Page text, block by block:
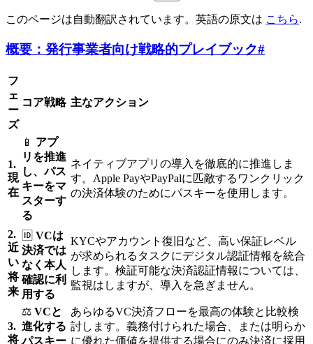
このページは自動翻訳されています。英語の原文は こちら.
概要：発行事業者向け戦略的プレイブック#
フ
ェ
ー
ズ
コア戦略 主なアクション
1.
現
在
📱 アプ
リを推進
し、パス
キーをマ
スターす
る
ネイティブアプリの導入を徹底的に推進しま
す。Apple PayやPayPalに匹敵するワンクリック
の決済体験のためにパスキーを使用します。
2.
近
い
将
来
🆔 VCは
決済では
なく本人
確認に利
用する
KYCやアカウント復旧など、高い保証レベル
が求められるタスクにデジタル認証情報を統合
します。検証可能な決済認証情報については、
監視はしますが、導入を急ぎません。
3.
将
⚖️ VCと
進化する
パスキー
あらゆるVC決済フローを最高の体験と比較検
討します。義務付けられた場合、または明らか
に優れた価値を提供する場合にのみ決済に採用